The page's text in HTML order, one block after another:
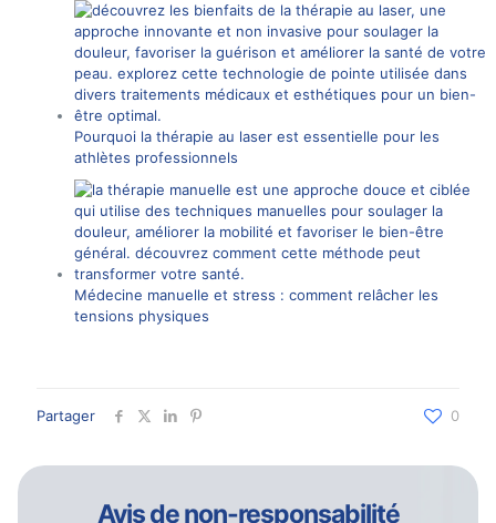
Pourquoi la thérapie au laser est essentielle pour les
athlètes professionnels
Médecine manuelle et stress : comment relâcher les
tensions physiques
Partager 0
Avis de non-responsabilité